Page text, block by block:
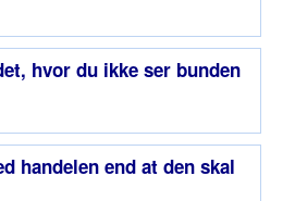
hvor du ikke ser bunden
handelen end at den skal